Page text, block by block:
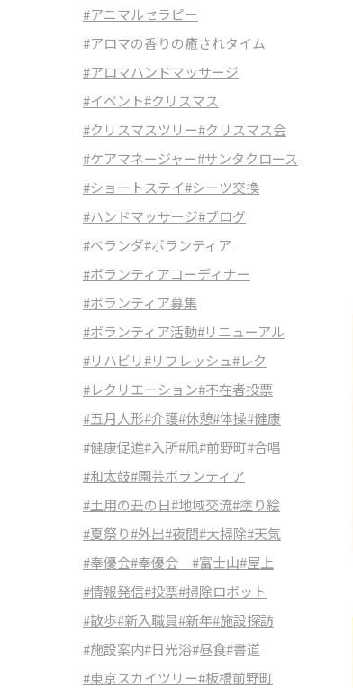
#アニマルセラピー
#アロマの香りの癒されタイム
#アロマハンドマッサージ
#イベント#クリスマス
#クリスマスツリー#クリスマス会
#ケアマネージャー#サンタクロース
#ショートステイ#シーツ交換
#ハンドマッサージ#ブログ
#ベランダ#ボランティア
#ボランティアコーディナー
#ボランティア募集
#ボランティア活動#リニューアル
#リハビリ#リフレッシュ#レク
#レクリエーション#不在者投票
#五月人形#介護#休憩#体操#健康
#健康促進#入所#凧#前野町#合唱
#和太鼓#園芸ボランティア
#土用の丑の日#地域交流#塗り絵
#夏祭り#外出#夜間#大掃除#天気
#奉優会#奉優会 #富士山#屋上
#情報発信#投票#掃除ロボット
#散歩#新入職員#新年#施設探訪
#施設案内#日光浴#昼食#書道
#東京スカイツリー#板橋前野町